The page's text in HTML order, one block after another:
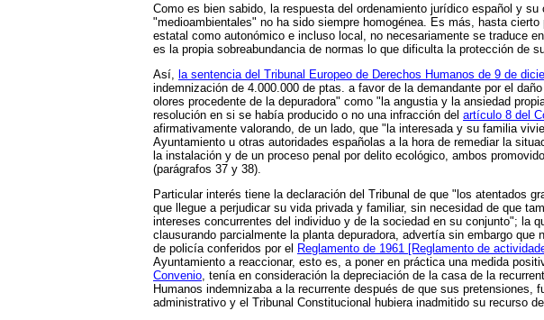
Como es bien sabido, la respuesta del ordenamiento jurídico español y
"medioambientales" no ha sido siempre homogénea. Es más, hasta
estatal como autonómico e incluso local, no necesariamente se traduce
es la propia sobreabundancia de normas lo que dificulta la protección de
Así,
la sentencia del Tribunal Europeo de Derechos Humanos de 9 de
indemnización de 4.000.000 de ptas. a favor de la demandante por el
olores procedente de la depuradora" como "la angustia y la ansiedad
resolución en si se había producido o no una infracción del artículo 8 del
afirmativamente valorando, de un lado, que "la interesada y su familia
Ayuntamiento u otras autoridades españolas a la hora de remediar la
la instalación y de un proceso penal por delito ecológico, ambos
(parágrafos 37 y 38).
Particular interés tiene la declaración del Tribunal de que "los atentados
que llegue a perjudicar su vida privada y familiar, sin necesidad de que
intereses concurrentes del individuo y de la sociedad en su conjunto"; la
clausurando parcialmente la planta depuradora, advertía sin embargo
de policía conferidos por el Reglamento de 1961 [Reglamento de
Ayuntamiento a reaccionar, esto es, a poner en práctica una medida
Convenio, tenía en consideración la depreciación de la casa de la
Humanos indemnizaba a la recurrente después de que sus
administrativo y el Tribunal Constitucional hubiera inadmitido su recurso